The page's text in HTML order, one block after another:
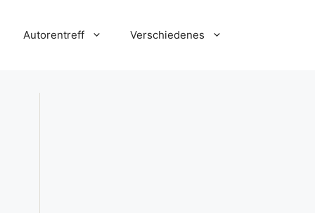
Autorentreff Verschiedenes